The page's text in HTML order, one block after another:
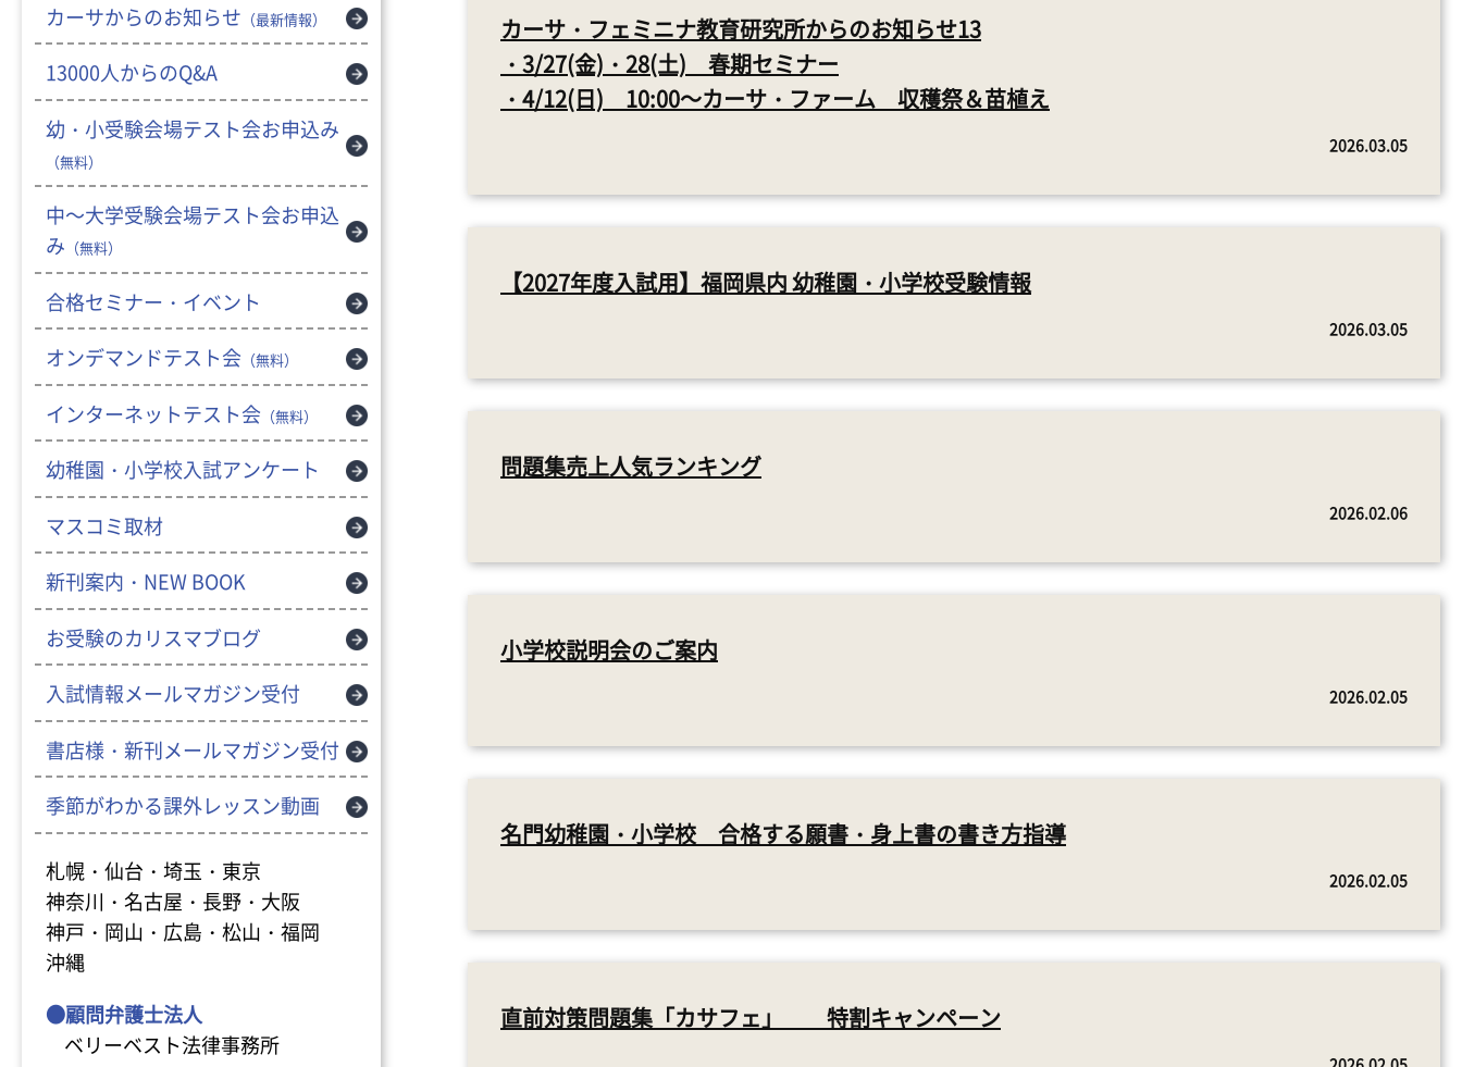
カーサ・フェミニナ教育研究所からのお知らせ13
・3/27(金)・28(土) 春期セミナー
・4/12(日) 10:00～カーサ・ファーム 収穫祭＆苗植え
2026.03.05
【2027年度入試用】福岡県内 幼稚園・小学校受験情報
2026.03.05
問題集売上人気ランキング
2026.02.06
小学校説明会のご案内
2026.02.05
名門幼稚園・小学校 合格する願書・身上書の書き方指導
2026.02.05
直前対策問題集「カサフェ」 特割キャンペーン
カーサからのお知らせ （最新情報）
13000人からのQ&A
幼・小受験会場テスト会お申込み
（無料）
中～大学受験会場テスト会お申込
み （無料）
合格セミナー・イベント
オンデマンドテスト会 （無料）
インターネットテスト会 （無料）
幼稚園・小学校入試アンケート
マスコミ取材
新刊案内・NEW BOOK
お受験のカリスマブログ
入試情報メールマガジン受付
書店様・新刊メールマガジン受付
季節がわかる課外レッスン動画
札幌・仙台・埼玉・東京
神奈川・名古屋・長野・大阪
神戸・岡山・広島・松山・福岡
沖縄
●顧問弁護士法人
ベリーベスト法律事務所